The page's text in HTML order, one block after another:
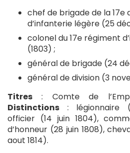
chef de brigade de la
d’infanterie légère (25
colonel du 17e régiment
(1803) ;
général de brigade (24
général de division (3
Titres : Comte de
Distinctions : légionnaire
officier (14 juin 1804),
d’honneur (28 juin 1808),
aout 1814).